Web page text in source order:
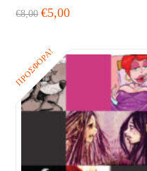
€8,00 €5,00
ΠΡΟΣΦΟΡΆ!